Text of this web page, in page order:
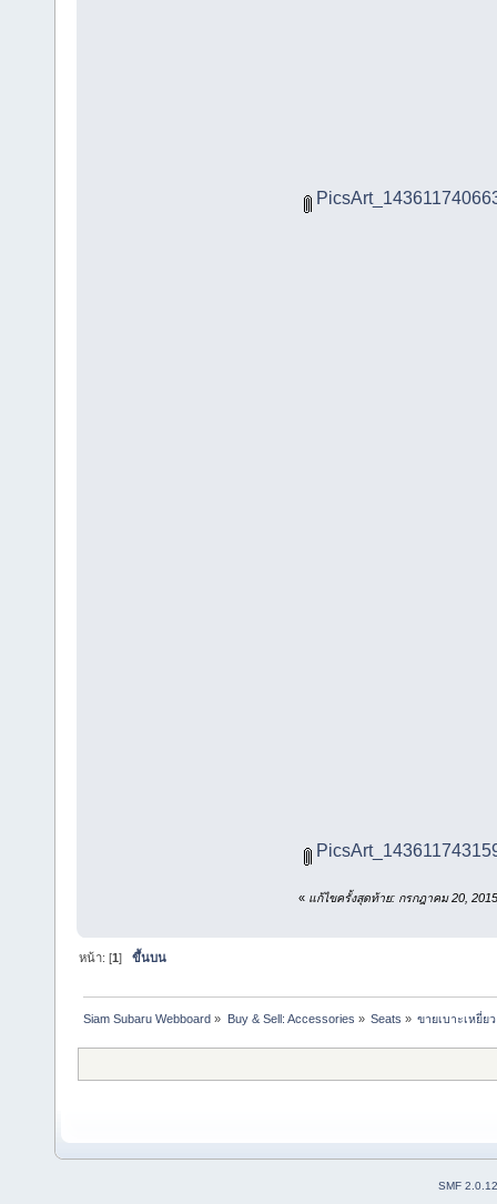
« แก้ไขครั้งสุดท้าย: กรกฎาคม 20,
หน้า: [1]ขึ้นบน
Siam Subaru Webboard » Buy & Sell: Accessories » Seats » ขายเบาะเหยี่ย
SMF 2.0.12